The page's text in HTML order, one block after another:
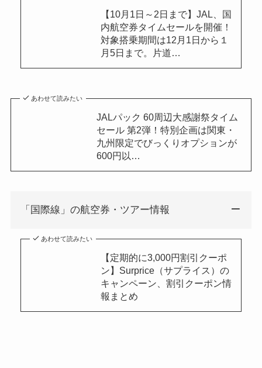
【10月1日～2日まで】JAL、国
内航空券タイムセールを開催！
対象搭乗期間は12月1日から１
月5日まで。片道…
あわせて読みたい
JALパック 60周辺大感謝祭タイム
セール 第2弾！特別企画は関東・
九州限定でびっくりオプションが
600円以…
「国際線」の航空券・ツアー情報
あわせて読みたい
【定期的に3,000円割引クーポ
ン】Surprice（サプライス）の
キャンペーン、割引クーポン情
報まとめ